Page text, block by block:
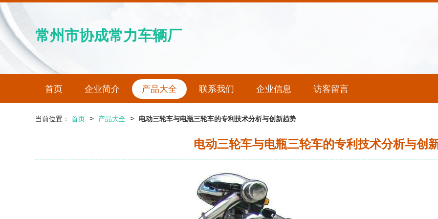
常州市协成常力车辆厂
首页 企业简介 产品大全 联系我们 企业信息 访客留言
当前位置： 首页 > 产品大全 > 电动三轮车与电瓶三轮车的专利技术分析与创新趋势
电动三轮车与电瓶三轮车的专利技术分析与创